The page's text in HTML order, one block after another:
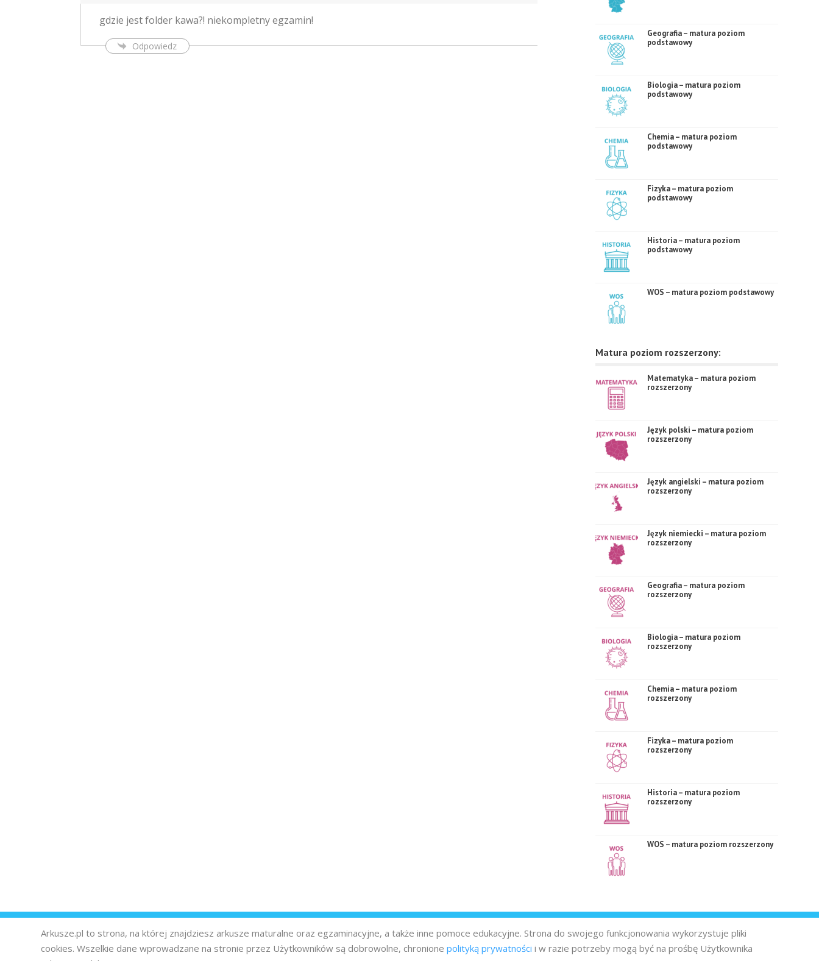
gdzie jest folder kawa?! niekompletny egzamin!
Odpowiedz
Geografia – matura poziom
podstawowy
Biologia – matura poziom
podstawowy
Chemia – matura poziom
podstawowy
Fizyka – matura poziom
podstawowy
Historia – matura poziom
podstawowy
WOS – matura poziom podstawowy
Matura poziom rozszerzony:
Matematyka – matura poziom
rozszerzony
Język polski – matura poziom
rozszerzony
Język angielski – matura poziom
rozszerzony
Język niemiecki – matura poziom
rozszerzony
Geografia – matura poziom
rozszerzony
Biologia – matura poziom
rozszerzony
Chemia – matura poziom
rozszerzony
Fizyka – matura poziom
rozszerzony
Historia – matura poziom
rozszerzony
WOS – matura poziom rozszerzony
Arkusze.pl to strona, na której znajdziesz arkusze maturalne oraz egzaminacyjne, a także inne pomoce edukacyjne. Strona do swojego funkcjonowania wykorzystuje pliki
cookies. Wszelkie dane wprowadzane na stronie przez Użytkowników są dobrowolne, chronione polityką prywatności i w razie potrzeby mogą być na prośbę Użytkownika